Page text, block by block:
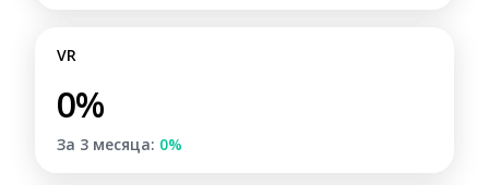
VR
0%
За 3 месяца: 0%